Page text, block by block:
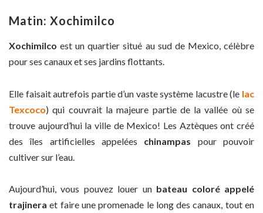
Matin: Xochimilco
Xochimilco est un quartier situé au sud de Mexico, célèbre
pour ses canaux et ses jardins flottants.
Elle faisait autrefois partie d’un vaste système lacustre (le lac
Texcoco) qui couvrait la majeure partie de la vallée où se
trouve aujourd’hui la ville de Mexico! Les Aztèques ont créé
des îles artificielles appelées chinampas pour pouvoir
cultiver sur l’eau.
Aujourd’hui, vous pouvez louer unbateau coloré appelé
trajinera et faire une promenade le long des canaux, tout en